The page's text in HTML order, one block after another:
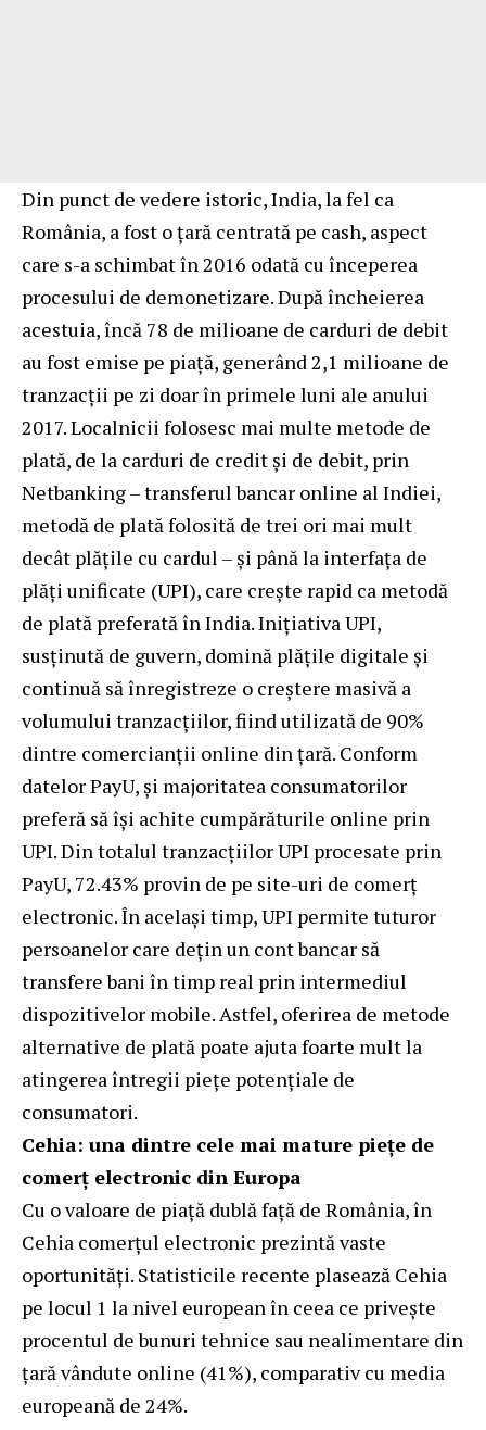
Din punct de vedere istoric, India, la fel ca
România, a fost o țară centrată pe cash, aspect
care s-a schimbat în 2016 odată cu începerea
procesului de demonetizare. După încheierea
acestuia, încă 78 de milioane de carduri de debit
au fost emise pe piață, generând 2,1 milioane de
tranzacții pe zi doar în primele luni ale anului
2017. Localnicii folosesc mai multe metode de
plată, de la carduri de credit și de debit, prin
Netbanking – transferul bancar online al Indiei,
metodă de plată folosită de trei ori mai mult
decât plățile cu cardul – și până la interfața de
plăți unificate (UPI), care crește rapid ca metodă
de plată preferată în India. Inițiativa UPI,
susținută de guvern, domină plățile digitale și
continuă să înregistreze o creștere masivă a
volumului tranzacțiilor, fiind utilizată de 90%
dintre comercianții online din țară. Conform
datelor PayU, și majoritatea consumatorilor
preferă să își achite cumpărăturile online prin
UPI. Din totalul tranzacțiilor UPI procesate prin
PayU, 72.43% provin de pe site-uri de comerț
electronic. În același timp, UPI permite tuturor
persoanelor care dețin un cont bancar să
transfere bani în timp real prin intermediul
dispozitivelor mobile. Astfel, oferirea de metode
alternative de plată poate ajuta foarte mult la
atingerea întregii piețe potențiale de
consumatori.
Cehia: una dintre cele mai mature piețe de
comerț electronic din Europa
Cu o valoare de piață dublă față de România, în
Cehia comerțul electronic prezintă vaste
oportunități. Statisticile recente plasează Cehia
pe locul 1 la nivel european în ceea ce privește
procentul de bunuri tehnice sau nealimentare din
țară vândute online (41%), comparativ cu media
europeană de 24%.